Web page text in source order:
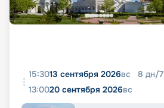
15:3013 сентября 2026вс 8 дн/7
13:0020 сентября 2026вс